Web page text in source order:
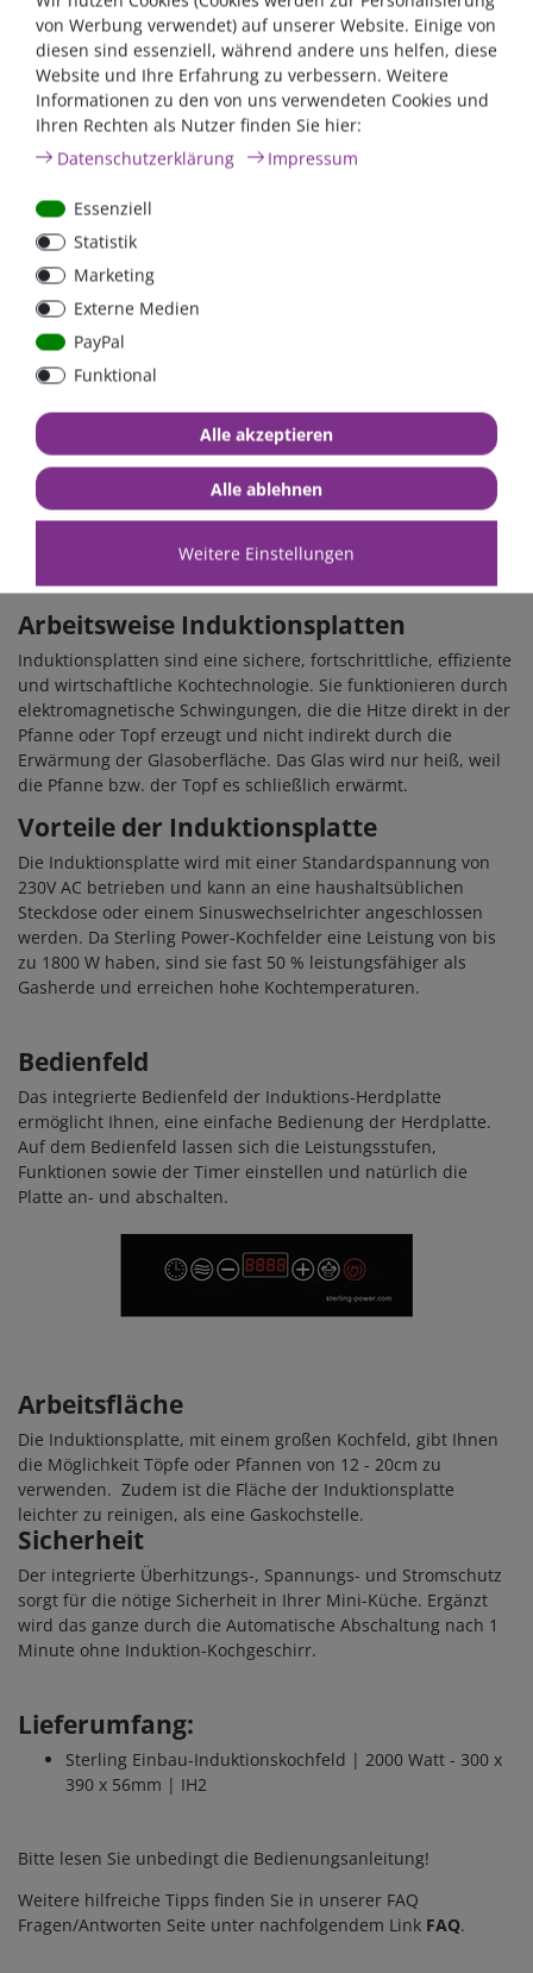
Intelligente Kochfunktionen
Timer 1 - 99 Minuten
Automatische Abschaltung nach 1 Minute ohne
Induktions-Kochgeschirr
Überhitzungs-, Spannungs- und Stromschutz
CE-, EMV- und ROHS-Zulassung
Passende Wechselrichter finden Sie in unserer Kategorie
Für Rückfragen stehen wir gerne zur Verfügung.
Arbeitsweise Induktionsplatten
Induktionsplatten sind eine sichere, fortschrittliche, effiziente
und wirtschaftliche Kochtechnologie. Sie funktionieren durch
elektromagnetische Schwingungen, die die Hitze direkt in der
Pfanne oder Topf erzeugt und nicht indirekt durch die
Erwärmung der Glasoberfläche. Das Glas wird nur heiß, weil
die Pfanne bzw. der Topf es schließlich erwärmt.
Vorteile der Induktionsplatte
Die Induktionsplatte wird mit einer Standardspannung von
230V AC betrieben und kann an eine haushaltsüblichen
Steckdose oder einem Sinuswechselrichter angeschlossen
werden. Da Sterling Power-Kochfelder eine Leistung von bis
zu 1800 W haben, sind sie fast 50 % leistungsfähiger als
Gasherde und erreichen hohe Kochtemperaturen.
Bedienfeld
Das integrierte Bedienfeld der Induktions-Herdplatte
ermöglicht Ihnen, eine einfache Bedienung der Herdplatte.
Auf dem Bedienfeld lassen sich die Leistungsstufen,
Funktionen sowie der Timer einstellen und natürlich die
Platte an- und abschalten.
Arbeitsfläche
Die Induktionsplatte, mit einem großen Kochfeld, gibt Ihnen
die Möglichkeit Töpfe oder Pfannen von 12 - 20cm zu
verwenden. Zudem ist die Fläche der Induktionsplatte
leichter zu reinigen, als eine Gaskochstelle.
Sicherheit
Der integrierte Überhitzungs-, Spannungs- und Stromschutz
sorgt für die nötige Sicherheit in Ihrer Mini-Küche. Ergänzt
wird das ganze durch die Automatische Abschaltung nach 1
Minute ohne Induktion-Kochgeschirr.
Lieferumfang:
Sterling Einbau-Induktionskochfeld | 2000 Watt - 300 x
390 x 56mm | IH2
Bitte lesen Sie unbedingt die Bedienungsanleitung!
Weitere hilfreiche Tipps finden Sie in unserer FAQ
Fragen/Antworten Seite unter nachfolgendem Link FAQ.
von Werbung verwendet) auf unserer Website. Einige von
diesen sind essenziell, während andere uns helfen, diese
Website und Ihre Erfahrung zu verbessern. Weitere
Informationen zu den von uns verwendeten Cookies und
Ihren Rechten als Nutzer finden Sie hier:
Daten­schutz­erklärung
Impressum
Essenziell
Statistik
Marketing
Externe Medien
PayPal
Funktional
Weitere Einstellungen
Alle akzeptieren
Alle ablehnen